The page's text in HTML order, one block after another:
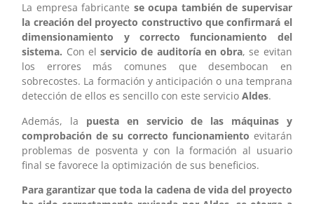
La empresa fabricante se ocupa también de supervisar
la creación del proyecto constructivo que confirmará el
dimensionamiento y correcto funcionamiento del
sistema. Con elservicio de auditoría en obra, se evitan
los errores más comunes que desembocan en
sobrecostes. La formación y anticipación o una temprana
detección de ellos es sencillo con este servicioAldes.
Además, la puesta en servicio de las máquinas y
comprobación de su correcto funcionamiento evitarán
problemas de posventa y con la formación al usuario
final se favorece la optimización de sus beneficios.
Para garantizar que toda la cadena de vida del proyecto